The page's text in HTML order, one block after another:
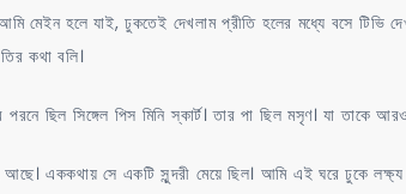
মেইন হলে যাই, ঢুকতেই দেখলাম প্রীতি হলের মধ্যে বসে টিভি
কথা বলি।
ছিল সিঙ্গেল পিস মিনি স্কার্ট। তার পা ছিল মসৃণ। যা তাকে
আছে। এককথায় সে একটি সুন্দরী মেয়ে ছিল। আমি এই ঘরে ঢুকে